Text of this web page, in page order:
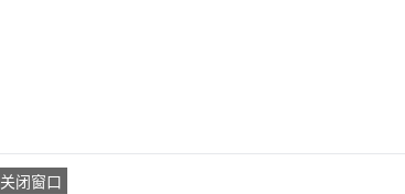
关闭窗口